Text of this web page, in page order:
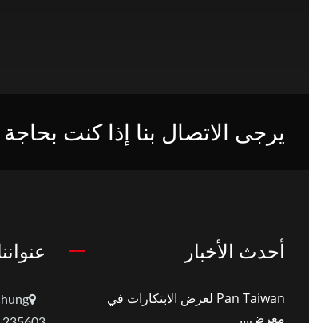
يرجى الاتصال بنا إذا كنت
أحدث الأخبار
Pan Taiwan لعرض الابتكارات في
معرض...